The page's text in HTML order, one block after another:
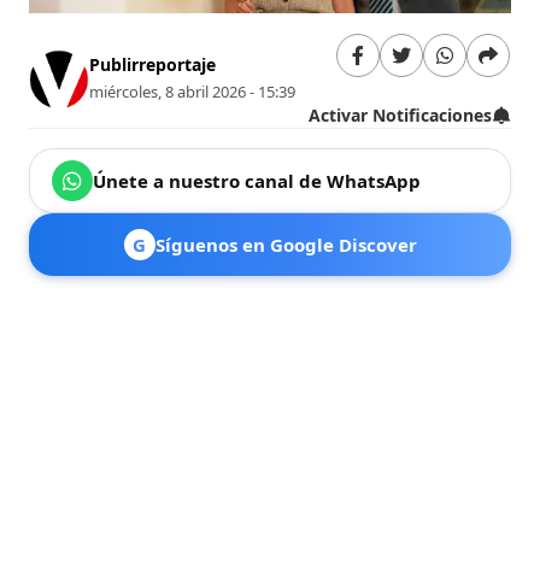
Publirreportaje
miércoles, 8 abril 2026 - 15:39
Activar Notificaciones
Únete a nuestro canal de WhatsApp
G Síguenos en Google Discover